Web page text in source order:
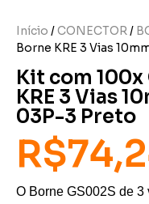
Início /CONECTOR/
Borne KRE 3 Vias
Kit com
KRE 3 Vias
03P-3 Preto
R$
O Borne GS002S de